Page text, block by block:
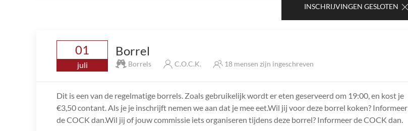
INSCHRIJVINGEN GESLOTEN
01
juli
Borrel
Borrels C.O.C.K. 18 mensen zijn ingeschreven
Dit is een van de regelmatige borrels. Zoals gebruikelijk wordt er eten geserveerd om 19:00, en kost je
€3,50 contant. Als je je inschrijft nemen we aan dat je mee eet.Wil jij voor deze borrel koken? Informeer
de COCK dan.Wil jij of jouw commissie iets organiseren tijdens deze borrel? Informeer de COCK dan.